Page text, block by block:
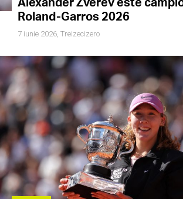
Roland-Garros 2026
7 iunie 2026, Treizecizero